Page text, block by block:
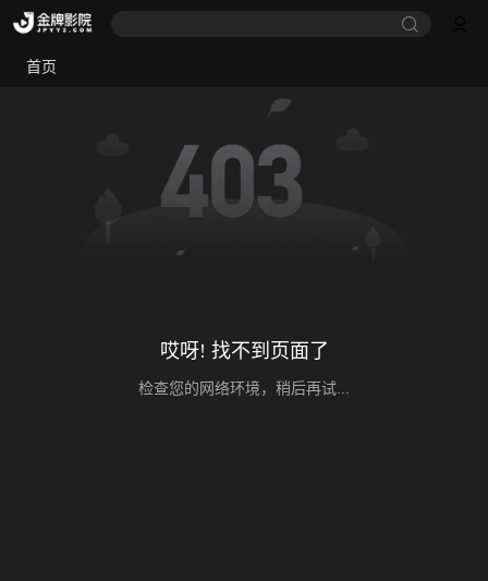
首页
哎呀! 找不到页面了
检查您的网络环境，稍后再试...